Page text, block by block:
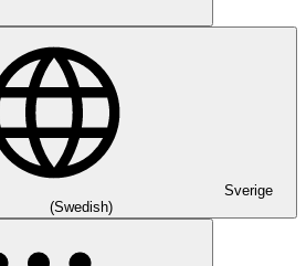
Sverige
(Swedish)